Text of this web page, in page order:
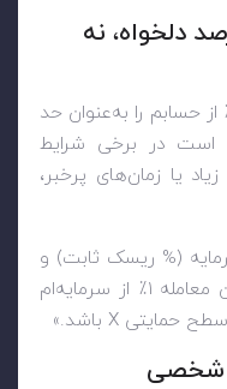
دلخواه، نه
می‌گویند «همیشه ۱۰ پیپ یا ۱٪ از حسابم را به‌عنوان حد
است در برخی شرایط
یا زمان‌های پرخبر،
(% ریسک ثابت) و
آنالیز نمودار باشد. مثلا: «ریسک این معامله ۱٪ از سرمایه‌ام
شخصی